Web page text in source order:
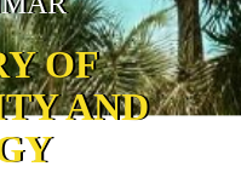
OF
AND